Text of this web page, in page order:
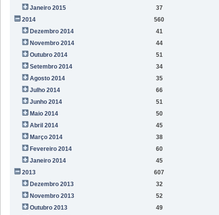
Janeiro 2015
37
2014
560
Dezembro 2014
41
Novembro 2014
44
Outubro 2014
51
Setembro 2014
34
Agosto 2014
35
Julho 2014
66
Junho 2014
51
Maio 2014
50
Abril 2014
45
Março 2014
38
Fevereiro 2014
60
Janeiro 2014
45
2013
607
Dezembro 2013
32
Novembro 2013
52
Outubro 2013
49